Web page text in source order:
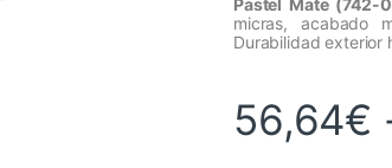
micras, acabado
Durabilidad exterior
56,64€